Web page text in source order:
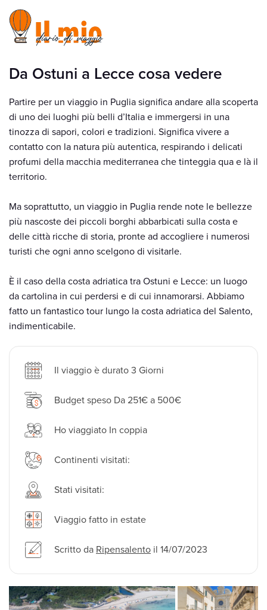
Da Ostuni a Lecce cosa vedere
Partire per un viaggio in Puglia significa andare alla scoperta
di uno dei luoghi più belli d’Italia e immergersi in una
tinozza di sapori, colori e tradizioni. Significa vivere a
contatto con la natura più autentica, respirando i delicati
profumi della macchia mediterranea che tinteggia qua e là il
territorio.
Ma soprattutto, un viaggio in Puglia rende note le bellezze
più nascoste dei piccoli borghi abbarbicati sulla costa e
delle città ricche di storia, pronte ad accogliere i numerosi
turisti che ogni anno scelgono di visitarle.
È il caso della costa adriatica tra Ostuni e Lecce: un luogo
da cartolina in cui perdersi e di cui innamorarsi. Abbiamo
fatto un fantastico tour lungo la costa adriatica del Salento,
indimenticabile.
Il viaggio è durato 3 Giorni
Budget speso Da 251€ a 500€
Ho viaggiato In coppia
Continenti visitati:
Stati visitati:
Viaggio fatto in estate
Scritto da Ripensalento il 14/07/2023